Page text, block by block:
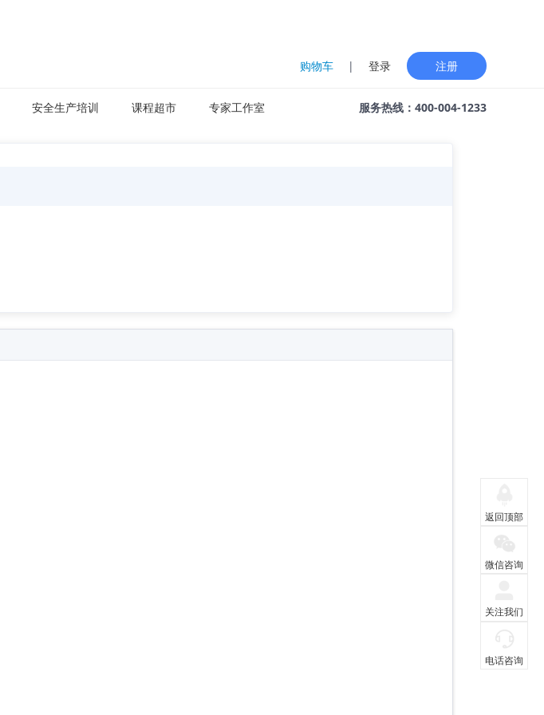
购物车 | 登录 注册
安全生产培训 课程超市 专家工作室 服务热线：400-004-1233
返回顶部
微信咨询
关注我们
电话咨询